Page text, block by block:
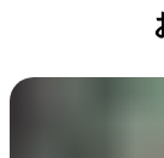
行